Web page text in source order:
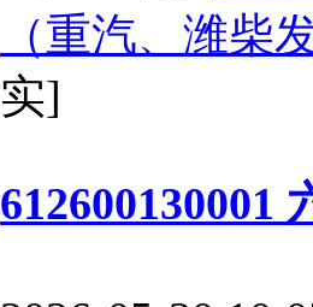
（重汽、潍柴
实]
612600130001